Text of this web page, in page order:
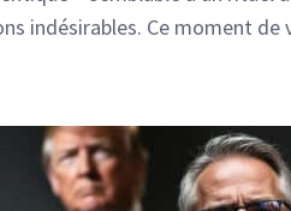
indésirables. Ce moment